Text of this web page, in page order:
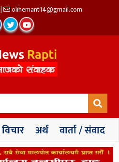
| olihemant14@gmail.com
विचार अर्थ वार्ता / संवाद